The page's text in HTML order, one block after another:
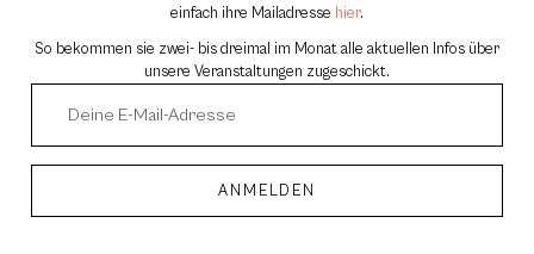
einfach ihre Mailadresse hier.
So bekommen sie zwei- bis dreimal im Monat alle aktuellen Infos über
unsere Veranstaltungen zugeschickt.
ANMELDEN